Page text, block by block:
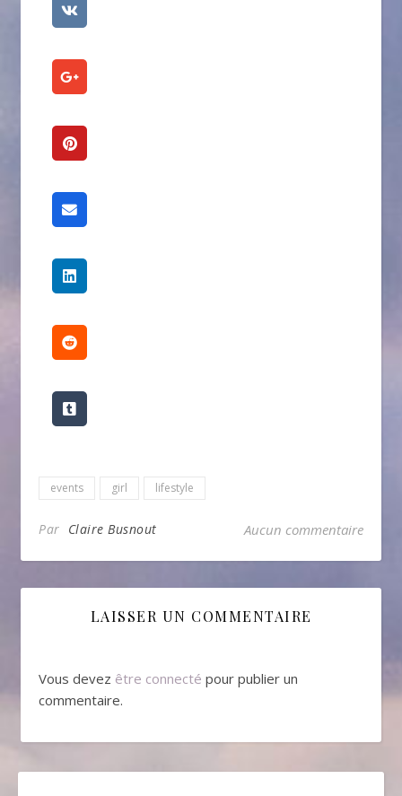
events girl lifestyle
Par Claire Busnout Aucun commentaire
LAISSER UN COMMENTAIRE
Vous devez être connecté pour publier un
commentaire.